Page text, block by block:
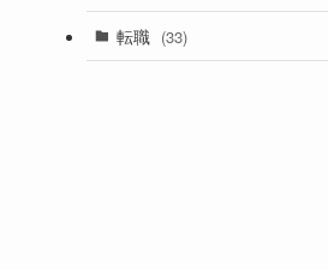
転職 (33)